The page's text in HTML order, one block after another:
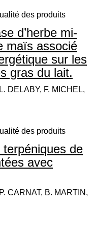
des produits
d’herbe mi-
maïs associé
sur les
gras du lait.
DELABY, F. MICHEL,
des produits
de
avec
CARNAT, B. MARTIN,